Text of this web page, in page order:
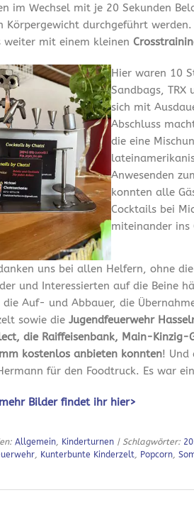
im Wechsel mit je 20 Sekunden
Körpergewicht durchgeführt
weiter mit einem kleinen
Hier waren 10
Sandbags,
sich mit
Abschluss
die eine
Anwesenden
konnten alle
Cocktails bei
miteinander ins
uns bei allen Helfern, ohne
und Interessierten auf die Beine
die Auf- und Abbauer, die
sowie die Jugendfeuerwehr
die Raiffeisenbank, Main-
kostenlos anbieten konnten! Und
für den Foodtruck. Es war
Bilder findet ihr hier>
Allgemein Kinderturnen | Schlagwörter:
Kunterbunte Kinderzelt Popcorn